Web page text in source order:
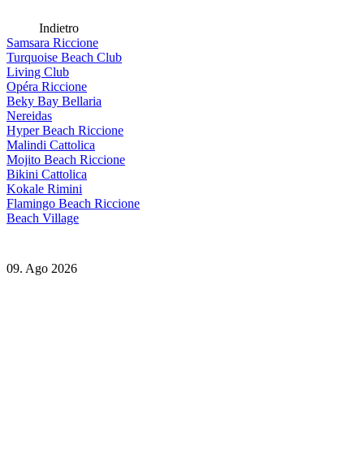
Indietro
Samsara Riccione
Turquoise Beach Club
Living Club
Opéra Riccione
Beky Bay Bellaria
Nereidas
Hyper Beach Riccione
Malindi Cattolica
Mojito Beach Riccione
Bikini Cattolica
Kokale Rimini
Flamingo Beach Riccione
Beach Village
09. Ago 2026